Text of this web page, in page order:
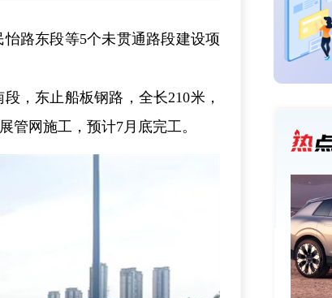
路东段等5个未贯通路段建设项
，东止船板钢路，全长210米，
管网施工，预计7月底完工。